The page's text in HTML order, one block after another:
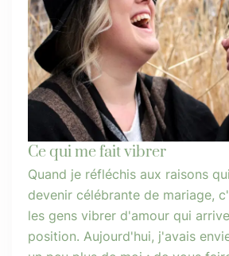
Ce qui me fait vibrer
Quand je réfléchis aux raisons
devenir célébrante de mariage,
les gens vibrer d'amour qui
position. Aujourd'hui, j'avais